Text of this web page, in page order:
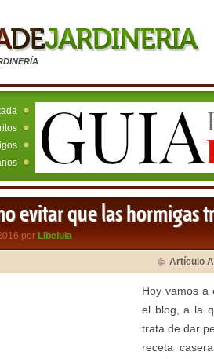
evitar que las hormigas
por Libelula
Artículo
Hoy vamos a
el blog, a la
trata de dar
receta